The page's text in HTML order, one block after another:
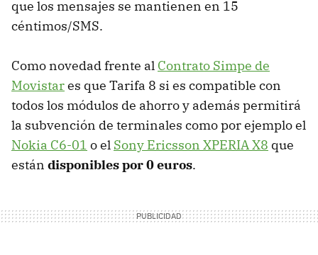
que los mensajes se mantienen en 15
céntimos/SMS.
Como novedad frente al Contrato Simpe de
Movistares que Tarifa 8 si es compatible con
todos los módulos de ahorro y además permitirá
la subvención de terminales como por ejemplo el
Nokia C6-01 o el Sony Ericsson XPERIAX8 que
están disponibles por 0 euros.